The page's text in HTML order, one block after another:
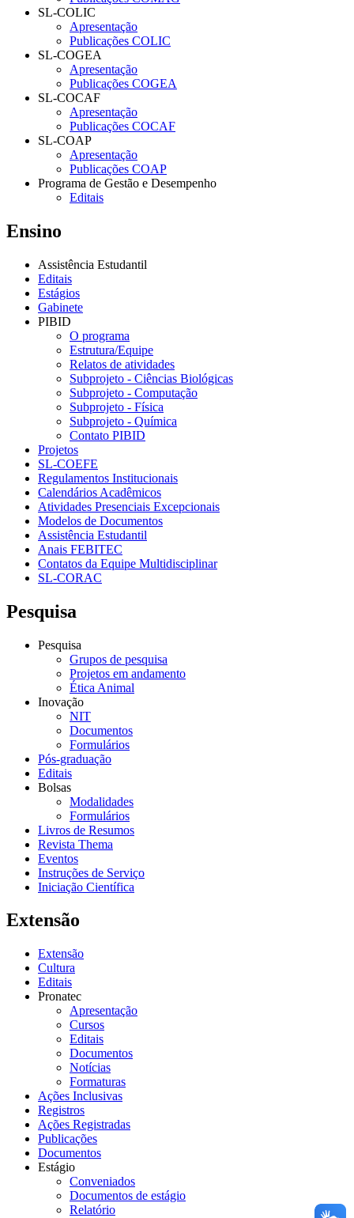
SL-COLIC
Apresentação
Publicações COLIC
SL-COGEA
Apresentação
Publicações COGEA
SL-COCAF
Apresentação
Publicações COCAF
SL-COAP
Apresentação
Publicações COAP
Programa de Gestão e Desempenho
Editais
Ensino
Assistência Estudantil
Editais
Estágios
Gabinete
PIBID
O programa
Estrutura/Equipe
Relatos de atividades
Subprojeto - Ciências Biológicas
Subprojeto - Computação
Subprojeto - Física
Subprojeto - Química
Contato PIBID
Projetos
SL-COEFE
Regulamentos Institucionais
Calendários Acadêmicos
Atividades Presenciais Excepcionais
Modelos de Documentos
Assistência Estudantil
Anais FEBITEC
Contatos da Equipe Multidisciplinar
SL-CORAC
Pesquisa
Pesquisa
Grupos de pesquisa
Projetos em andamento
Ética Animal
Inovação
NIT
Documentos
Formulários
Pós-graduação
Editais
Bolsas
Modalidades
Formulários
Livros de Resumos
Revista Thema
Eventos
Instruções de Serviço
Iniciação Científica
Extensão
Extensão
Cultura
Editais
Pronatec
Apresentação
Cursos
Editais
Documentos
Notícias
Formaturas
Ações Inclusivas
Registros
Ações Registradas
Publicações
Documentos
Estágio
Conveniados
Documentos de estágio
Relatório